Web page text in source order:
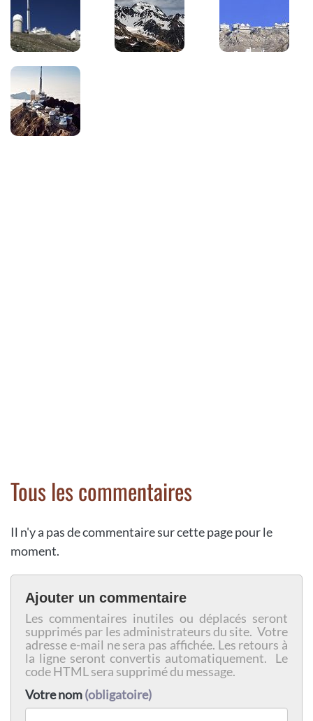
Tous les commentaires
Il n'y a pas de commentaire sur cette page pour le
moment.
Ajouter un commentaire
Les commentaires inutiles ou déplacés seront
supprimés par les administrateurs du site. Votre
adresse e-mail ne sera pas affichée. Les retours à
la ligne seront convertis automatiquement. Le
code HTML sera supprimé du message.
Votre nom(obligatoire)